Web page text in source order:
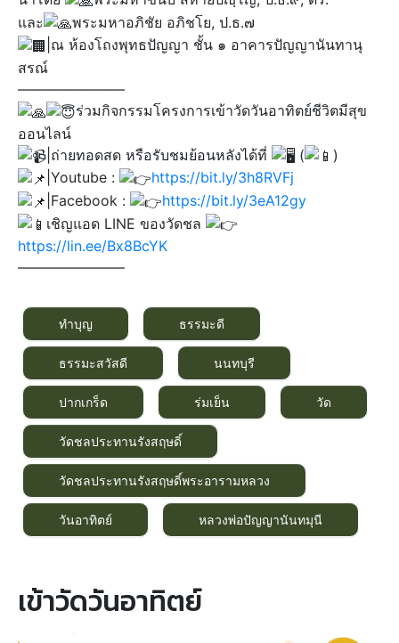
และ
พระมหาอภิชัย อภิชโย, ป.ธ.๗
|ณ ห้องโถงพุทธปัญญา ชั้น ๑ อาคารปัญญานันทานุ
สรณ์
———————–
ร่วมกิจกรรมโครงการเข้าวัดวันอาทิตย์ชีวิตมีสุข
ออนไลน์
|ถ่ายทอดสด หรือรับชมย้อนหลังได้ที่
(
)​
|Youtube :
https://bit.ly/3h8RVFj
|Facebook :
https://bit.ly/3eA12gy
เชิญแอด LINE ของวัดชล
https://lin.ee/Bx8BcYK
———————–
ทำบุญ ธรรมะดี
ธรรมะสวัสดี นนทบุรี
ปากเกร็ด ร่มเย็น วัด
วัดชลประทานรังสฤษดิ์
วัดชลประทานรังสฤษดิ์พระอารามหลวง
วันอาทิตย์ หลวงพ่อปัญญานันทมุนี
เข้าวัดวันอาทิตย์